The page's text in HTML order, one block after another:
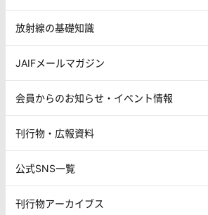
放射線の基礎知識
JAIFメールマガジン
会員からのお知らせ・イベント情報
刊行物・広報資料
公式SNS一覧
刊行物アーカイブス